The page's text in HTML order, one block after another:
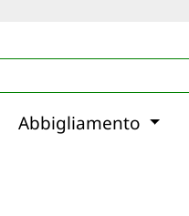
Abbigliamento